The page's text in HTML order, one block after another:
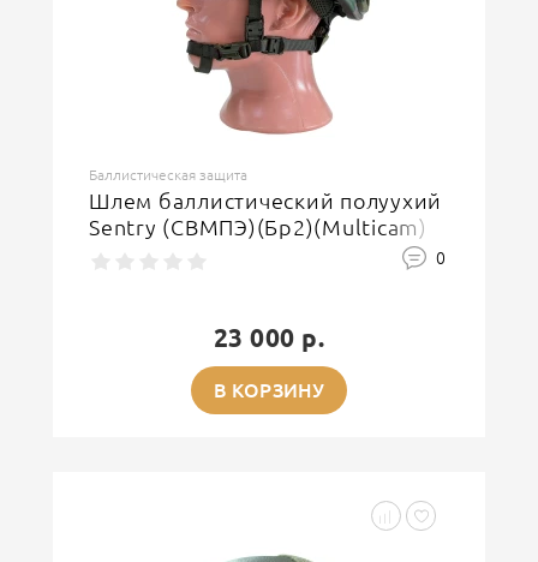
Баллистическая защита
Шлем баллистический полуухий
Sentry (СВМПЭ)(Бр2)(Multicam)
0
23 000 р.
В КОРЗИНУ